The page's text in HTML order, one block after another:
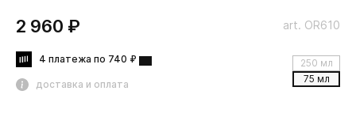
art. OR610
250 мл
75 мл
2 960 ₽
4 платежа по 740 ₽
доставка и оплата